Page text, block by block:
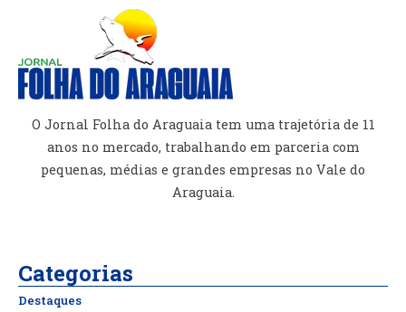
O Jornal Folha do Araguaia tem uma trajetória de 11
anos no mercado, trabalhando em parceria com
pequenas, médias e grandes empresas no Vale do
Araguaia.
Categorias
Destaques